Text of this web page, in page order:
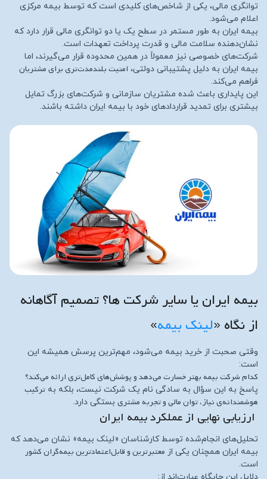
توانگری مالی، یکی از شاخص‌های کلیدی است که توسط بیمه مرکزی
اعلام می‌شود.
بیمه ایران به طور مستمر در سطح یک یا دو توانگری مالی قرار دارد که
نشان‌دهنده سلامت مالی و قدرت پرداخت تعهدات است.
شرکت‌های خصوصی نیز معمولاً در همین محدوده قرار می‌گیرند، اما
بیمه ایران به دلیل پشتیبانی دولتی، امنیت بلندمدت‌تری برای مشتریان
فراهم می‌کند.
این پایداری باعث شده مشتریان سازمانی و شرکت‌های بزرگ تمایل
بیشتری برای تمدید قراردادهای خود با بیمه ایران داشته باشند.
بیمه ایران یا سایر شرکت‌ ها؟ تصمیم آگاهانه
از نگاه «لینک بیمه»
وقتی صحبت از خرید بیمه می‌شود، مهم‌ترین پرسش همیشه این
است:
کدام شرکت بیمه بهتر خسارت می‌دهد و پوشش‌های کامل‌تری ارائه می‌کند؟
پاسخ به این سؤال به سادگی نام یک شرکت نیست، بلکه به ترکیب
هوشمندانه‌ی نیاز، توان مالی و تجربه مشتری بستگی دارد.
ارزیابی نهایی از عملکرد بیمه ایران
تحلیل‌های انجام‌شده توسط کارشناسان «لینک بیمه» نشان می‌دهد که
بیمه ایران همچنان یکی از معتبرترین و قابل‌اعتمادترین بیمه‌گران کشور
است.